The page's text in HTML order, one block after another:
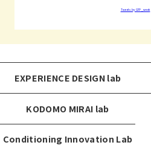
Tweets by GFP_week
EXPERIENCE DESIGN lab
KODOMO MIRAI lab
Conditioning Innovation Lab